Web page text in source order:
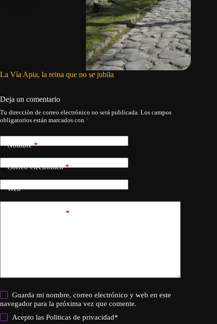
La Vía Apia, la reina que no se jubila
Deja un comentario
Tu dirección de correo electrónico no será publicada. Los campos
obligatorios están marcados con *
Nombre*
Correo electrónico*
Web
*
Guarda mi nombre, correo electrónico y web en este
navegador para la próxima vez que comente.
Acepto lasPoliticas de privacidad*